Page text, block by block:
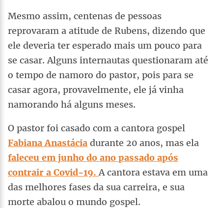
Mesmo assim, centenas de pessoas
reprovaram a atitude de Rubens, dizendo que
ele deveria ter esperado mais um pouco para
se casar. Alguns internautas questionaram até
o tempo de namoro do pastor, pois para se
casar agora, provavelmente, ele já vinha
namorando há alguns meses.
O pastor foi casado com a cantora gospel
Fabiana Anastácia durante 20 anos, mas ela
faleceu em junho do ano passado após
contrair a Covid-19.A cantora estava em uma
das melhores fases da sua carreira, e sua
morte abalou o mundo gospel.